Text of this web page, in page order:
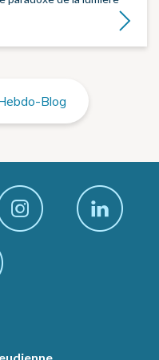
Lire la
Blog